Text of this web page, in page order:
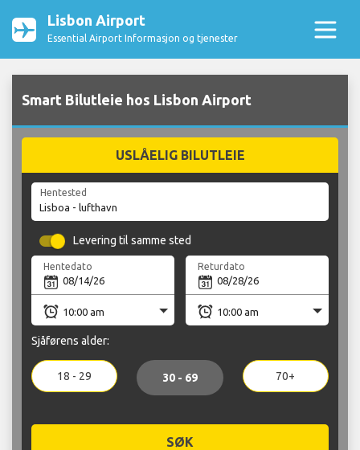
Lisbon Airport
Essential Airport Informasjon og tjenester
Smart Bilutleie hos Lisbon Airport
USLÅELIG BILUTLEIE
Hentested
Levering til samme sted
Hentedato Returdato
Sjåførens alder:
18 - 29 30 - 69 70+
SØK